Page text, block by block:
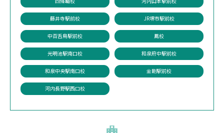
藤井寺駅前校 JR堺市駅前校
中百舌鳥駅前校 鳳校
光明池駅南口校 和泉府中駅前校
和泉中央駅南口校 金剛駅前校
河内長野駅西口校